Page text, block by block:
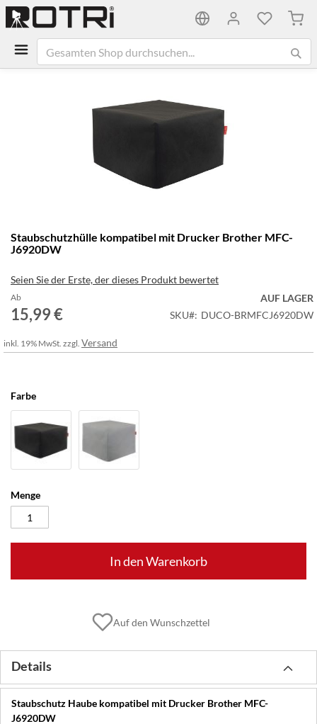
Anfang
der
springen
Staubschutzhülle kompatibel mit Drucker Brother MFC-
J6920DW
Seien Sie der Erste, der dieses Produkt bewertet
Ab
15,99 €
AUF LAGER
SKU
DUCO-BRMFCJ6920DW
inkl. 19% MwSt. zzgl. Versand
Farbe
Menge
In den Warenkorb
Auf den Wunschzettel
Details
Staubschutz Haube kompatibel mit Drucker Brother MFC-
J6920DW